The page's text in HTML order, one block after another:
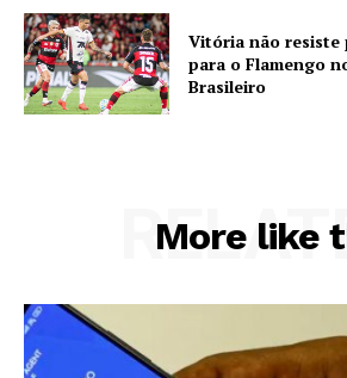
Vitória não resiste
para o Flamengo
Brasileiro
More like